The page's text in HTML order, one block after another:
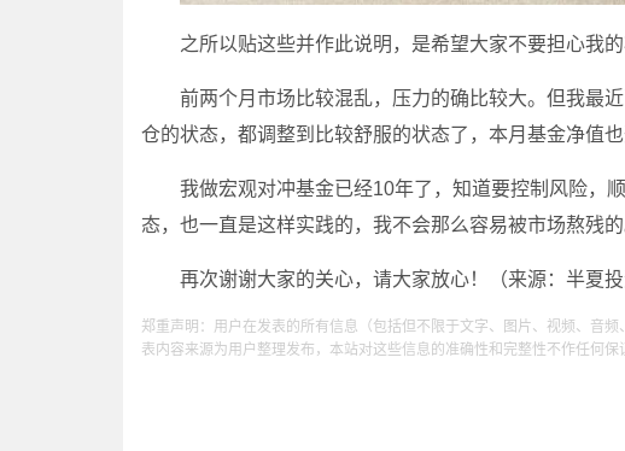
之所以贴这些并作此说明，是希望大家不要担心我的
前两个月市场比较混乱，压力的确比较大。但我最近
仓的状态，都调整到比较舒服的状态了，本月基金净值也
我做宏观对冲基金已经10年了，知道要控制风险，
态，也一直是这样实践的，我不会那么容易被市场熬残的
再次谢谢大家的关心，请大家放心！（来源：半夏投
郑重声明：用户在发表的所有信息（包括但不限于文字、图片、视频、音
表内容来源为用户整理发布，本站对这些信息的准确性和完整性不作任何保